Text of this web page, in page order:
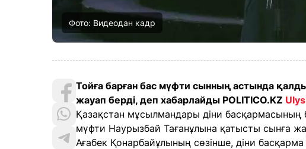
Фото: Видеодан кадр
Тойға барған бас мүфти сынның астында
жауап берді, деп хабарлайды POLITICO.KZ
Қазақстан мұсылмандары діни
мүфти Наурызбай Тағанұлына қатысты сынға
Ағабек Қонарбайұлының сөзінше, діни